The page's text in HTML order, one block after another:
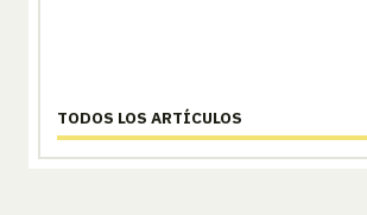
TODOS LOS ARTÍCULOS